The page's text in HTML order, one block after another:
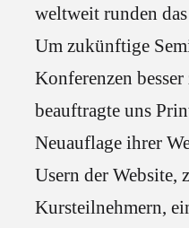
weltweit runden
Um zukünftige
Konferenzen
beauftragte uns
Neuauflage ihrer
Usern der Website,
Kursteilnehmern,